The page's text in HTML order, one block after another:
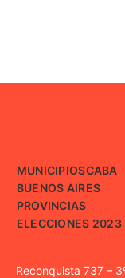
MUNICIPIOSCABA
BUENOS AIRES
PROVINCIAS
ELECCIONES 2023
Reconquista 737 –